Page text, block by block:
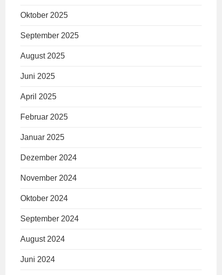
Oktober 2025
September 2025
August 2025
Juni 2025
April 2025
Februar 2025
Januar 2025
Dezember 2024
November 2024
Oktober 2024
September 2024
August 2024
Juni 2024